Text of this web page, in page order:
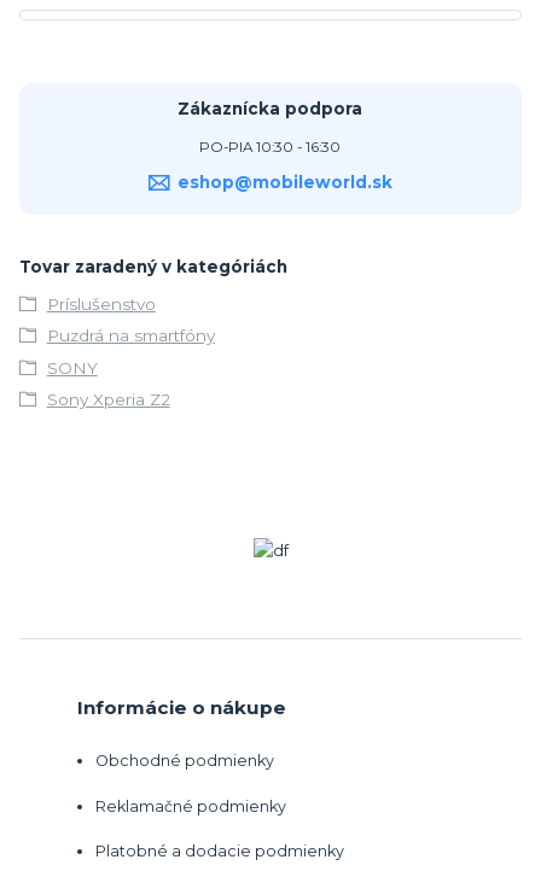
Zákaznícka podpora
PO-PIA 10:30 - 16:30
eshop@mobileworld.sk
Tovar zaradený v kategóriách
Príslušenstvo
Puzdrá na smartfóny
SONY
Sony Xperia Z2
Informácie o nákupe
Obchodné podmienky
Reklamačné podmienky
Platobné a dodacie podmienky